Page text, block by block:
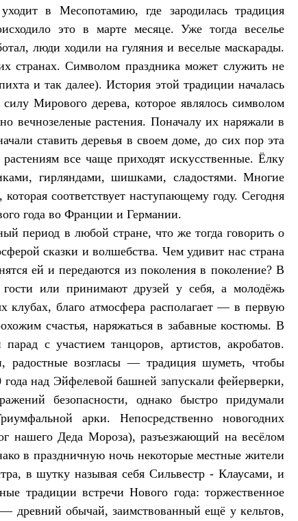
в Месопотамию, где зародилась традиция
это в марте месяце. Уже тогда веселье
люди ходили на гуляния и веселые маскарады.
странах. Символом праздника может служить не
и так далее). История этой традиции началась
Мирового дерева, которое являлось символом
вечнозеленые растения. Поначалу их наряжали в
ставить деревья в своем доме, до сих пор эта
все чаще приходят искусственные. Ёлку
гирляндами, шишками, сладостями. Многие
соответствует наступающему году. Сегодня
года во Франции и Германии.
период в любой стране, что же тогда говорить о
сказки и волшебства. Чем удивит нас страна
ей и передаются из поколения в поколение? В
или принимают друзей у себя, а молодёжь
клубах, благо атмосфера располагает — в первую
счастья, наряжаться в забавные костюмы. В
с участием танцоров, артистов, акробатов.
радостные возгласы — традиция шуметь, чтобы
над Эйфелевой башней запускали фейерверки,
безопасности, однако быстро придумали
арки. Непосредственно новогодних
нашего Деда Мороза), разъезжающий на весёлом
в праздничную ночь некоторые местные жители
в шутку называя себя Сильвестр - Клаусами, и
традиции встречи Нового года: торжественное
древний обычай, заимствованный ещё у кельтов,